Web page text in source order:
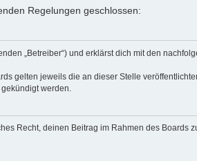
Regelungen geschlossen:
„Betreiber“) und erklärst dich mit den
gelten jeweils die an dieser Stelle
werden.
Recht, deinen Beitrag im Rahmen des Boards